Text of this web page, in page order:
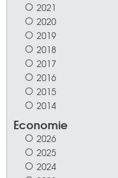
2021
2020
2019
2018
2017
2016
2015
2014
Economie
2026
2025
2024